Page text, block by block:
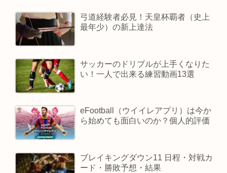
弓道経験者必見！天皇杯覇者（史上
最年少）の新上達法
サッカーのドリブルが上手くなりた
い！一人で出来る練習動画13選
eFootball（ウイイレアプリ）は今か
ら始めても面白いのか？個人的評価
ブレイキングダウン11 日程・対戦カ
ード・勝敗予想・結果